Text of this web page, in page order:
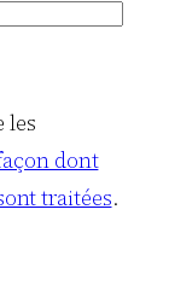
les
dont
traitées.